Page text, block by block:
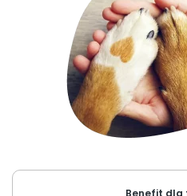
+48 790 277 277
Benefit dla